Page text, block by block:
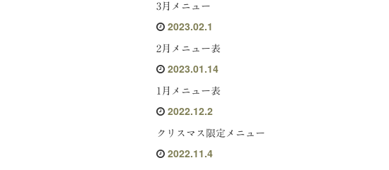
3月メニュー
2023.02.1
2月メニュー表
2023.01.14
1月メニュー表
2022.12.2
クリスマス限定メニュー
2022.11.4